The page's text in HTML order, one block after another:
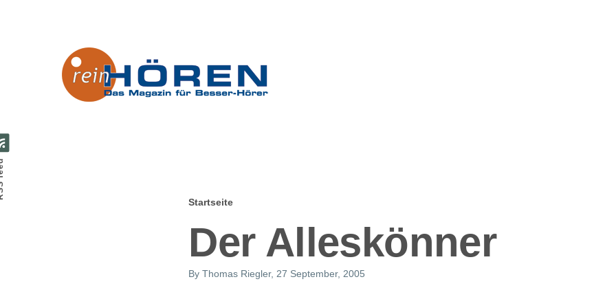
Startseite
Der Alleskönner
ByThomas Riegler, 27 September, 2005